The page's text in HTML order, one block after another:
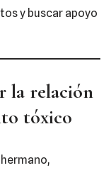
y buscar apoyo
la relación
tóxico